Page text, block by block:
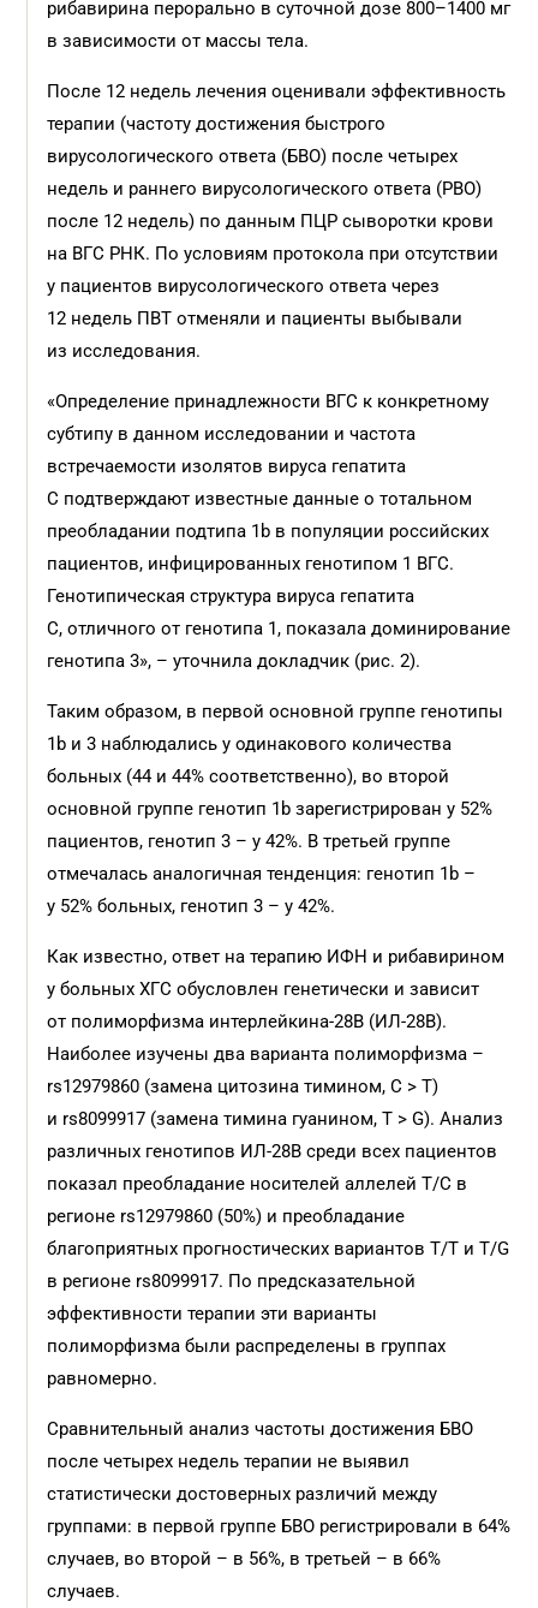
рибавирина перорально в суточной дозе 800–1400 мг
в зависимости от массы тела.
После 12 недель лечения оценивали эффективность
терапии (частоту достижения быстрого
вирусологического ответа (БВО) после четырех
недель и раннего вирусологического ответа (РВО)
после 12 недель) по данным ПЦР сыворотки крови
на ВГС РНК. По условиям протокола при отсутствии
у пациентов вирусологического ответа через
12 недель ПВТ отменяли и пациенты выбывали
из исследования.
«Определение принадлежности ВГС к конкретному
субтипу в данном исследовании и частота
встречаемости изолятов вируса гепатита
С подтверждают известные данные о тотальном
преобладании подтипа 1b в популяции российских
пациентов, инфицированных генотипом 1 ВГС.
Генотипическая структура вируса гепатита
С, отличного от генотипа 1, показала доминирование
генотипа 3», – уточнила докладчик (рис. 2).
Таким образом, в первой основной группе генотипы
1b и 3 наблюдались у одинакового количества
больных (44 и 44% соответственно), во второй
основной группе генотип 1b зарегистрирован у 52%
пациентов, генотип 3 – у 42%. В третьей группе
отмечалась аналогичная тенденция: генотип 1b –
у 52% больных, генотип 3 – у 42%.
Как известно, ответ на терапию ИФН и рибавирином
у больных ХГС обусловлен генетически и зависит
от полиморфизма интерлейкина-28В (ИЛ-28В).
Наиболее изучены два варианта полиморфизма –
rs12979860 (замена цитозина тимином, С > Т)
и rs8099917 (замена тимина гуанином, Т > G). Анализ
различных генотипов ИЛ-28В среди всех пациентов
показал преобладание носителей аллелей Т/С в
регионе rs12979860 (50%) и преобладание
благоприятных прогностических вариантов Т/Т и Т/G
в регионе rs8099917. По предсказательной
эффективности терапии эти варианты
полиморфизма были распределены в группах
равномерно.
Сравнительный анализ частоты достижения БВО
после четырех недель терапии не выявил
статистически достоверных различий между
группами: в первой группе БВО регистрировали в 64%
случаев, во второй – в 56%, в третьей – в 66%
случаев.